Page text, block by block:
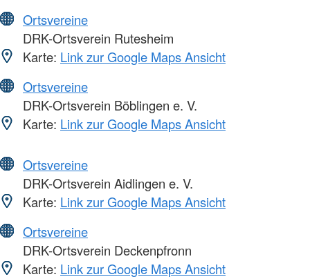
Ortsvereine
DRK-Ortsverein Rutesheim
Karte: Link zur Google Maps Ansicht
Ortsvereine
DRK-Ortsverein Böblingen e. V.
Karte: Link zur Google Maps Ansicht
Ortsvereine
DRK-Ortsverein Aidlingen e. V.
Karte: Link zur Google Maps Ansicht
Ortsvereine
DRK-Ortsverein Deckenpfronn
Karte: Link zur Google Maps Ansicht